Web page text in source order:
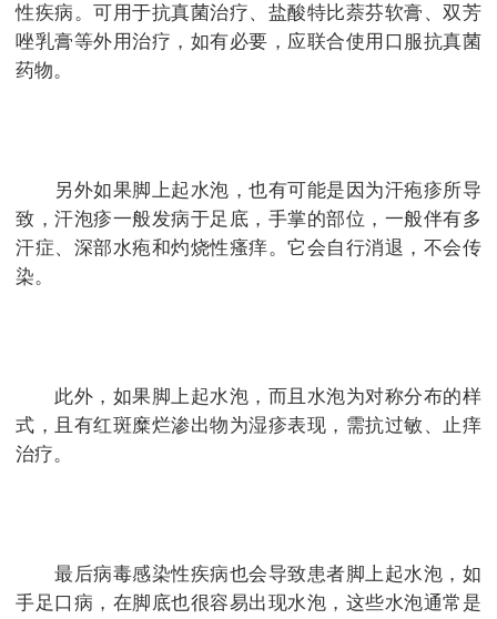
性疾病。可用于抗真菌治疗、盐酸特比萘芬软膏、双芳
唑乳膏等外用治疗，如有必要，应联合使用口服抗真菌
药物。
另外如果脚上起水泡，也有可能是因为汗疱疹所导
致，汗泡疹一般发病于足底，手掌的部位，一般伴有多
汗症、深部水疱和灼烧性瘙痒。它会自行消退，不会传
染。
此外，如果脚上起水泡，而且水泡为对称分布的样
式，且有红斑糜烂渗出物为湿疹表现，需抗过敏、止痒
治疗。
最后病毒感染性疾病也会导致患者脚上起水泡，如
手足口病，在脚底也很容易出现水泡，这些水泡通常是